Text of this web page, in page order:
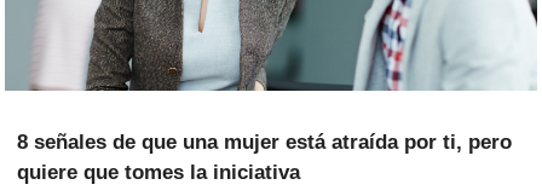
8 señales de que una mujer está atraída por ti, pero
quiere que tomes la iniciativa